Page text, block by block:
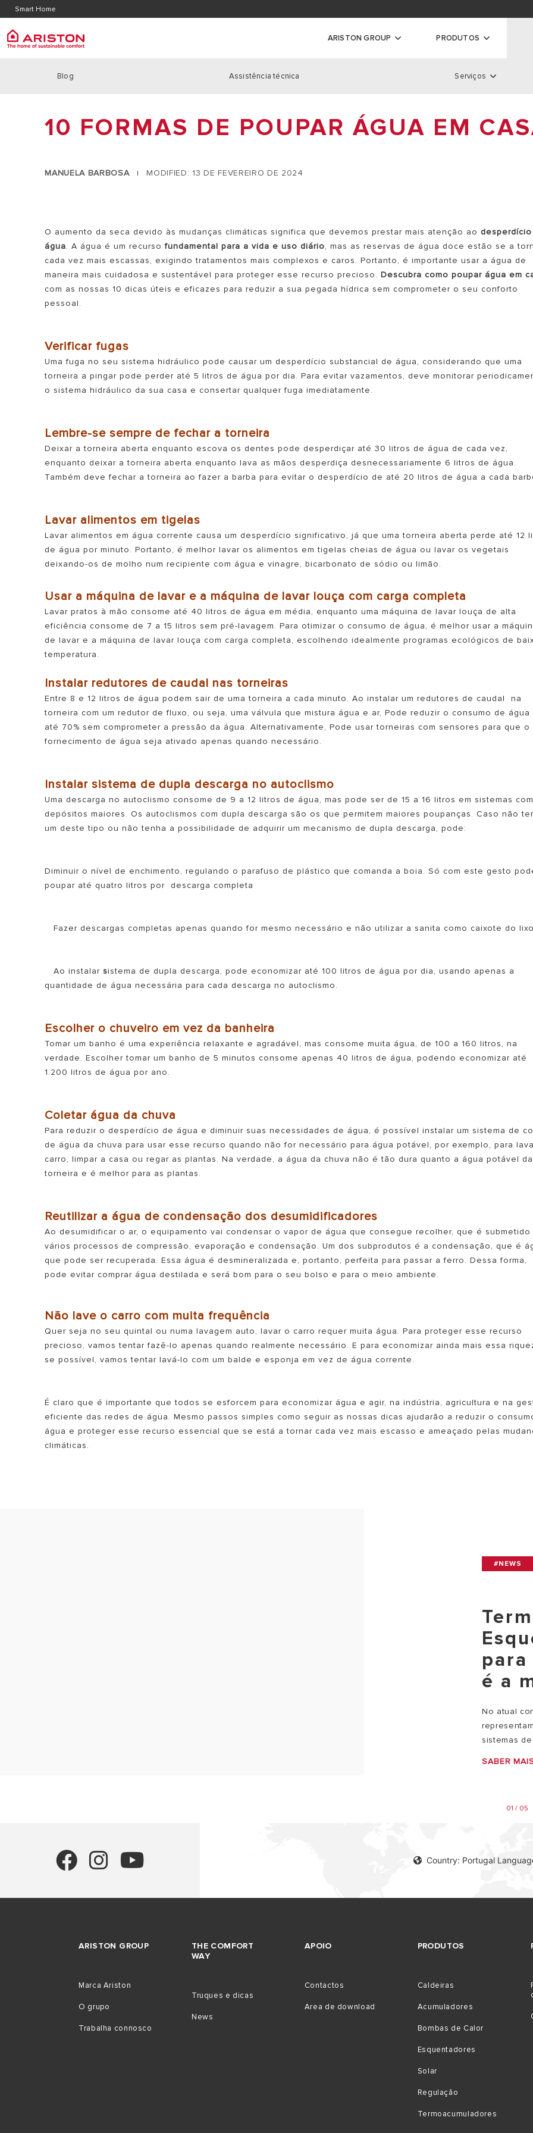
Smart Home
ARISTON GROUP
ARISTON GROUP
O GRUPO
PRODUTOS
PRODUCTS | CATEGORIES
CALDEIRAS
AR CONDICIONADO E DESUMIDIFICADORES
ACUMULADORES A GÀS
AR CONDICIONADO
ESQUENTADORES
Caldeiras
CALDEIRAS DE CONDENSAÇÃO
TODOS OS MODELOS DE CALDEIRAS
Blog Assistência técnica Serviços
Serviços
10 FORMAS DE POUPAR ÁGUA EM
MANUELA BARBOSA | MODIFIED: 13 DE FEVEREIRO DE 2024
O aumento da seca devido às mudanças climáticas significa que devemos prestar mais atenção ao
água. A água é um recursofundamental para a vida e uso diário, mas as reservas de água doce estão se a
cada vez mais escassas, exigindo tratamentos mais complexos e caros. Portanto, é importante usar a água de
maneira mais cuidadosa e sustentável para proteger esse recurso precioso.Descubra como poupar água em
com as nossas 10 dicas úteis e eficazes para reduzir a sua pegada hídrica sem comprometer o seu conforto
pessoal.
Verificar fugas
Uma fuga no seu sistema hidráulico pode causar um desperdício substancial de água, considerando que uma
torneira a pingar pode perder até 5 litros de água por dia. Para evitar vazamentos, deve monitorar
o sistema hidráulico da sua casa e consertar qualquer fuga imediatamente.
Lembre-se sempre de fechar a torneira
Deixar a torneira aberta enquanto escova os dentes pode desperdiçar até 30 litros de água de cada vez,
enquanto deixar a torneira aberta enquanto lava as mãos desperdiça desnecessariamente 6 litros de água.
Também deve fechar a torneira ao fazer a barba para evitar o desperdício de até 20 litros de água a cada
Lavar alimentos em tigelas
Lavar alimentos em água corrente causa um desperdício significativo, já que uma torneira aberta perde até 12
de água por minuto. Portanto, é melhor lavar os alimentos em tigelas cheias de água ou lavar os vegetais
deixando-os de molho num recipiente com água e vinagre, bicarbonato de sódio ou limão.
Usar a máquina de lavar e a máquina de lavar louça com carga completa
Lavar pratos à mão consome até 40 litros de água em média, enquanto uma máquina de lavar louça de alta
eficiência consome de 7 a 15 litros sem pré-lavagem. Para otimizar o consumo de água, é melhor usar a
de lavar e a máquina de lavar louça com carga completa, escolhendo idealmente programas ecológicos de
temperatura.
Instalar redutores de caudal nas torneiras
Entre 8 e 12 litros de água podem sair de uma torneira a cada minuto. Ao instalar um redutores de caudal na
torneira com um redutor de fluxo, ou seja, uma válvula que mistura água e ar, Pode reduzir o consumo de água
até 70% sem comprometer a pressão da água. Alternativamente, Pode usar torneiras com sensores para que o
fornecimento de água seja ativado apenas quando necessário.
Instalar sistema de dupla descarga no autoclismo
Uma descarga no autoclismo consome de 9 a 12 litros de água, mas pode ser de 15 a 16 litros em sistemas com
depósitos maiores. Os autoclismos com dupla descarga são os que permitem maiores poupanças. Caso não
um deste tipo ou não tenha a possibilidade de adquirir um mecanismo de dupla descarga, pode:
Diminuir o nível de enchimento, regulando o parafuso de plástico que comanda a boia. Só com este gesto
poupar até quatro litros por descarga completa
Fazer descargas completas apenas quando for mesmo necessário e não utilizar a sanita como caixote do
Ao instalarsistema de dupla descarga, pode economizar até 100 litros de água por dia, usando apenas a
quantidade de água necessária para cada descarga no autoclismo.
Escolher o chuveiro em vez da banheira
Tomar um banho é uma experiência relaxante e agradável, mas consome muita água, de 100 a 160 litros, na
verdade. Escolher tomar um banho de 5 minutos consome apenas 40 litros de água, podendo economizar até
1.200 litros de água por ano.
Coletar água da chuva
Para reduzir o desperdício de água e diminuir suas necessidades de água, é possível instalar um sistema de
de água da chuva para usar esse recurso quando não for necessário para água potável, por exemplo, para
carro, limpar a casa ou regar as plantas. Na verdade, a água da chuva não é tão dura quanto a água potável da
torneira e é melhor para as plantas.
Reutilizar a água de condensação dos desumidificadores
Ao desumidificar o ar, o equipamento vai condensar o vapor de água que consegue recolher, que é submetido
vários processos de compressão, evaporação e condensação. Um dos subprodutos é a condensação, que é
que pode ser recuperada. Essa água é desmineralizada e, portanto, perfeita para passar a ferro. Dessa forma,
pode evitar comprar água destilada e será bom para o seu bolso e para o meio ambiente.
Não lave o carro com muita frequência
Quer seja no seu quintal ou numa lavagem auto, lavar o carro requer muita água. Para proteger esse recurso
precioso, vamos tentar fazê-lo apenas quando realmente necessário. E para economizar ainda mais essa
se possível, vamos tentar lavá-lo com um balde e esponja em vez de água corrente.
É claro que é importante que todos se esforcem para economizar água e agir, na indústria, agricultura e na
eficiente das redes de água. Mesmo passos simples como seguir as nossas dicas ajudarão a reduzir o
água e proteger esse recurso essencial que se está a tornar cada vez mais escasso e ameaçado pelas
climáticas.
#NEWS
é a
No atual
sistemas
SABER
01 / 05
Country: Portugal
ARISTON GROUP
Marca Ariston
O grupo
Trabalha connosco
THE COMFORT
WAY
Truques e dicas
News
APOIO
Contactos
Area de download
PRODUTOS
Caldeiras
Acumuladores
Bombas de Calor
Esquentadores
Solar
Regulação
Termoacumuladores